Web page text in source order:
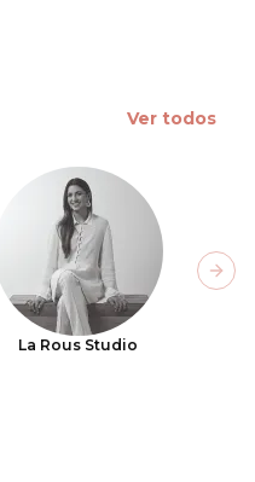
Ver todos
La Rous Studio